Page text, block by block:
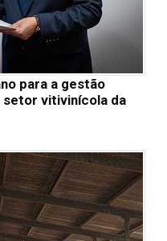
para a gestão
vitivinícola da